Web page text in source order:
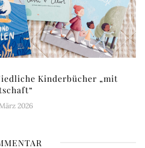
Kinderbücher „mit
2026